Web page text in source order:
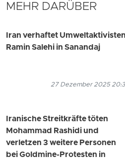
MEHR DARÜBER
Iran verhaftet Umweltaktivisten
Ramin Salehi in Sanandaj
27 Dezember 2025
Iranische Streitkräfte töten
Mohammad Rashidi und
verletzen 3 weitere Personen
bei Goldmine-Protesten in